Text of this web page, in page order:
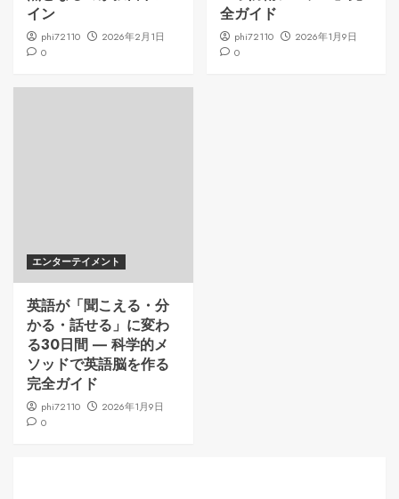
イン
phi72110
2026年2月1日
0
全ガイド
phi72110
2026年1月9日
0
エンターテイメント
英語が「聞こえる・分
かる・話せる」に変わ
る30日間 ― 科学的メ
ソッドで英語脳を作る
完全ガイド
phi72110
2026年1月9日
0